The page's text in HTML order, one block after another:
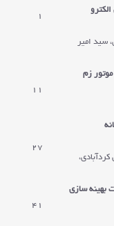
الکترو
1
سید امیر
زم
11
27
بهینه سازی
41